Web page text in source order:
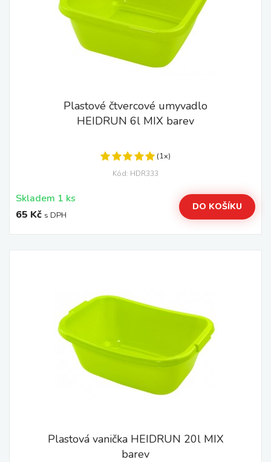
Plastové čtvercové umyvadlo
HEIDRUN 6l MIX barev
(1x)
Kód: HDR333
Skladem 1 ks
65 Kč s DPH
DO KOŠÍKU
Plastová vanička HEIDRUN 20l MIX
barev